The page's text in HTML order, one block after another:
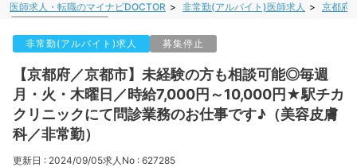
医師求人・転職のマイナビDOCTOR 非常勤(アルバイト)医師求人 京都府
非常勤(アルバイト)求人 募集停止
【京都府／京都市】未経験の方も相談可能◎毎週
月・火・木曜日／時給7,000円～10,000円★駅チカ
クリニックにて問診業務のお仕事です♪（美容皮膚
科／非常勤）
更新日 : 2024/09/05求人No : 627285